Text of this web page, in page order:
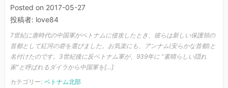
Posted on 2017-05-27
投稿者: love84
7世紀に唐時代の中国軍がベトナムに侵攻したとき、彼らは新しい保護領の
首都として紅河の砦を選びました。お気楽にも、アンナム(安らかな首都)と
名付けたのです。3世紀後に反ベトナム軍が、939年に “素晴らしい隠れ
家”と呼ばれるダイラから中国軍を[…]
カテゴリー: ベトナム北部